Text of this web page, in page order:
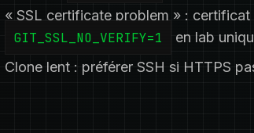
« SSL certificate problem » :
GIT_SSL_NO_VERIFY=1
en lab
Clone lent : préférer SSH si HTTPS